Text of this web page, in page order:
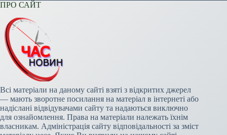
ПРО САЙТ
Всі матеріали на даному сайті взяті з відкритих джерел
— мають зворотне посилання на матеріал в інтернеті або
надіслані відвідувачами сайту та надаються виключно
для ознайомлення. Права на матеріали належать їхнім
власникам. Адміністрація сайту відповідальності за зміст